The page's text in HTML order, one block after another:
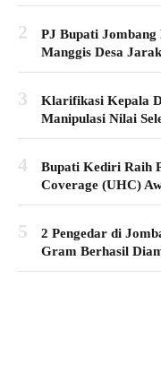
2
PJ Bupati Jombang
Manggis Desa
3
Klarifikasi Kepala
Manipulasi Nilai
4
Bupati Kediri Raih
Coverage (UHC)
5
2 Pengedar di
Gram Berhasil